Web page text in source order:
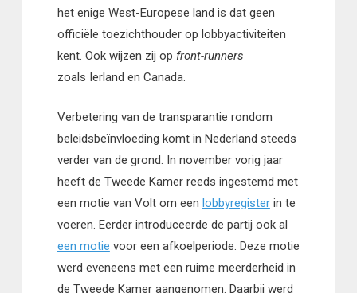
het enige West-Europese land is dat geen
officiële toezichthouder op lobbyactiviteiten
kent. Ook wijzen zij op front-runners
zoals Ierland en Canada.
Verbetering van de transparantie rondom
beleidsbeïnvloeding komt in Nederland steeds
verder van de grond. In november vorig jaar
heeft de Tweede Kamer reeds ingestemd met
een motie van Volt om een lobbyregisterin te
voeren. Eerder introduceerde de partij ook al
een motie voor een afkoelperiode. Deze motie
werd eveneens met een ruime meerderheid in
de Tweede Kamer aangenomen. Daarbij werd